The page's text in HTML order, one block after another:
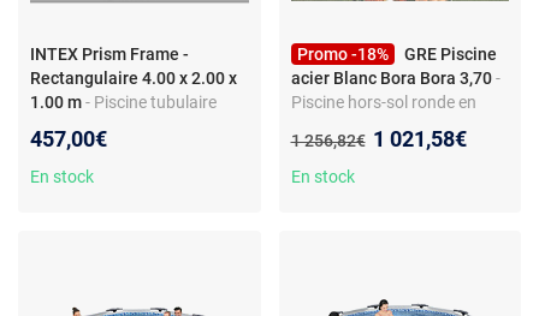
INTEX Prism Frame -
Rectangulaire 4.00 x 2.00 x
1.00 m- Piscine tubulaire
épaisseur - 6 cartouches de
filtration - Échelle incluse -
457,00€
En stock
Promo -18%
GRE Piscine
acier Blanc Bora Bora 3,70 -
Piscine hors-sol ronde en
1,22 m - Filtration à
cartouche
Ancien prix :
1 256,82€ Nouveau prix :
1 021,58€
En stock